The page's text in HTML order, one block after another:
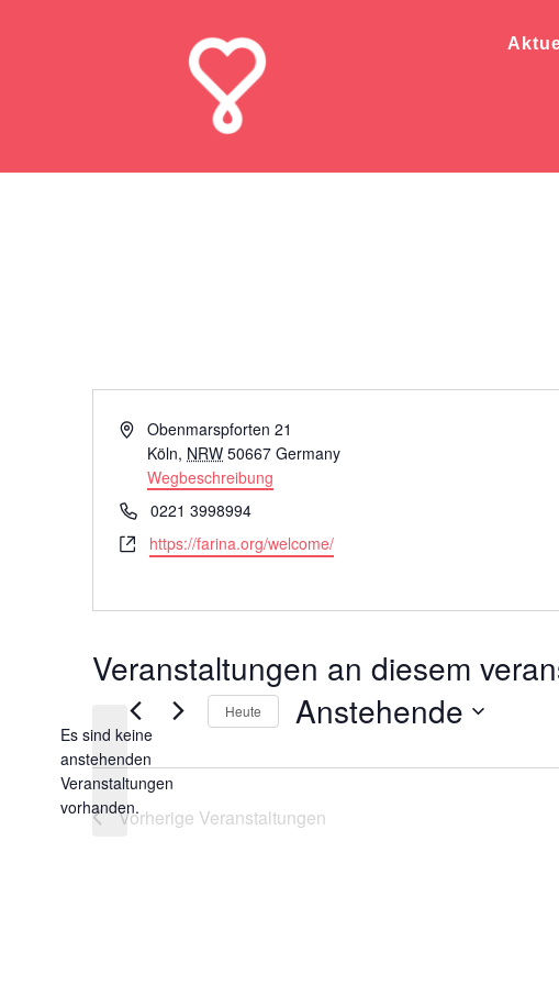
AdresseObenmarspforten 21
Köln, NRW 50667 Germany
Wegbeschreibung
Telefon0221 3998994
Webseitehttps://farina.org/welcome/
Veranstaltungen an diesem
Hinweis
Es sind keine
anstehenden
Veranstaltungen
vorhanden.
Heute Anstehende
Vorherige Veranstaltungen